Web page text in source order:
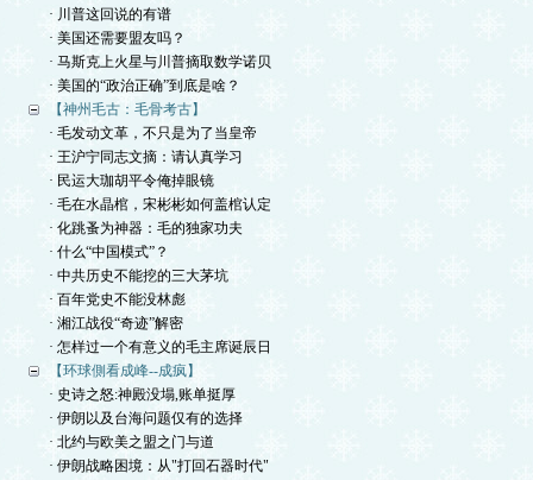
· 川普这回说的有谱
· 美国还需要盟友吗？
· 马斯克上火星与川普摘取数学诺贝
· 美国的“政治正确”到底是啥？
【神州毛古：毛骨考古】
· 毛发动文革，不只是为了当皇帝
· 王沪宁同志文摘：请认真学习
· 民运大珈胡平令俺掉眼镜
· 毛在水晶棺，宋彬彬如何盖棺认定
· 化跳蚤为神器：毛的独家功夫
· 什么“中国模式”？
· 中共历史不能挖的三大茅坑
· 百年党史不能没林彪
· 湘江战役“奇迹”解密
· 怎样过一个有意义的毛主席诞辰日
【环球側看成峰--成疯】
· 史诗之怒:神殿没塌,账单挺厚
· 伊朗以及台海问题仅有的选择
· 北约与欧美之盟之门与道
· 伊朗战略困境：从"打回石器时代"